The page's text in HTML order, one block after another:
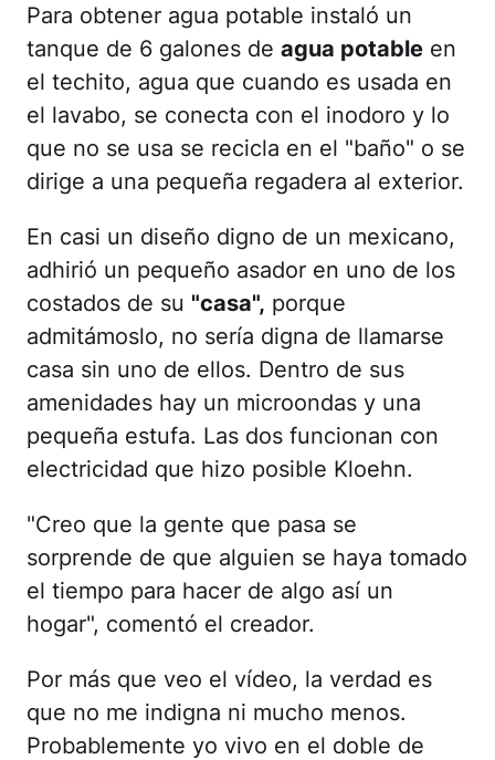
Para obtener agua potable instaló un
tanque de 6 galones de agua potable en
el techito, agua que cuando es usada en
el lavabo, se conecta con el inodoro y lo
que no se usa se recicla en el "baño" o se
dirige a una pequeña regadera al exterior.
En casi un diseño digno de un mexicano,
adhirió un pequeño asador en uno de los
costados de su "casa", porque
admitámoslo, no sería digna de llamarse
casa sin uno de ellos. Dentro de sus
amenidades hay un microondas y una
pequeña estufa. Las dos funcionan con
electricidad que hizo posible Kloehn.
"Creo que la gente que pasa se
sorprende de que alguien se haya tomado
el tiempo para hacer de algo así un
hogar", comentó el creador.
Por más que veo el vídeo, la verdad es
que no me indigna ni mucho menos.
Probablemente yo vivo en el doble de